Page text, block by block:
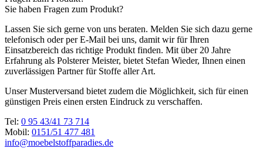
Sie haben Fragen zum Produkt?
Lassen Sie sich gerne von uns beraten. Melden Sie sich dazu gerne
telefonisch oder per E-Mail bei uns, damit wir für Ihren
Einsatzbereich das richtige Produkt finden. Mit über 20 Jahre
Erfahrung als Polsterer Meister, bietet Stefan Wieder, Ihnen einen
zuverlässigen Partner für Stoffe aller Art.
Unser Musterversand bietet zudem die Möglichkeit, sich für einen
günstigen Preis einen ersten Eindruck zu verschaffen.
Tel: 0 95 43/41 73 714
Mobil: 0151/51 477 481
info@moebelstoffparadies.de